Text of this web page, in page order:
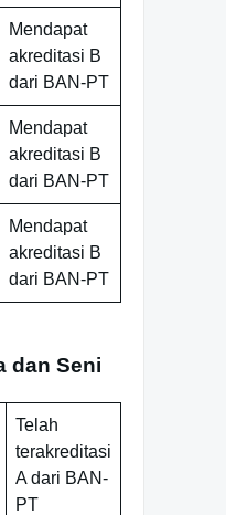
Mendapat
akreditasi B
dari BAN-PT
Mendapat
akreditasi B
dari BAN-PT
Mendapat
akreditasi B
dari BAN-PT
dan Seni
Telah
terakreditasi
A dari BAN-
PT